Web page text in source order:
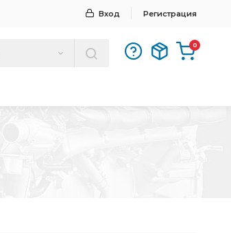
Вход Регистрация
0